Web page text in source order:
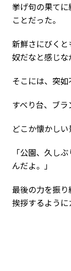
挙げ句の果て
ことだった。
新鮮さにびく
奴だなと感じな
そこには、突如
すべり台、ブ
どこか懐かし
「公園、久し
んだよ。」
最後の力を振
挨拶するように